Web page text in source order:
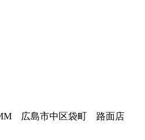
広島市中区袋町 路面店